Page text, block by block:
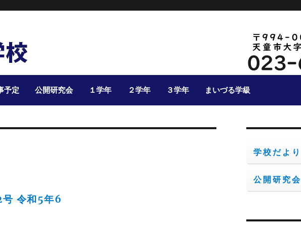
予定 公開研究会 １学年 ２学年 ３学年 まいづる学級
号 令和5年6
学校だより
公開研究会